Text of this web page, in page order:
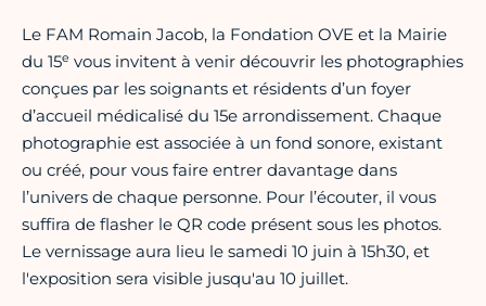
Le FAM Romain Jacob, la Fondation OVE et la Mairie
du 15e vous invitent à venir découvrir les photographies
conçues par les soignants et résidents d’un foyer
d’accueil médicalisé du 15e arrondissement. Chaque
photographie est associée à un fond sonore, existant
ou créé, pour vous faire entrer davantage dans
l’univers de chaque personne. Pour l’écouter, il vous
suffira de flasher le QR code présent sous les photos.
Le vernissage aura lieu le samedi 10 juin à 15h30, et
l'exposition sera visible jusqu'au 10 juillet.